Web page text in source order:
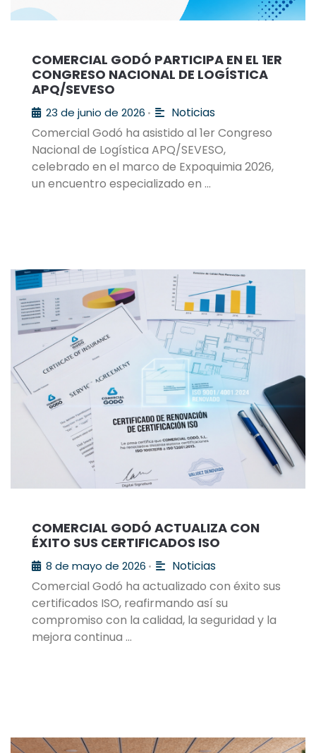
COMERCIAL GODÓ PARTICIPA EN EL 1ER
CONGRESO NACIONAL DE LOGÍSTICA
APQ/SEVESO
23 de junio de 2026 •
Noticias
Comercial Godó ha asistido al 1er Congreso
Nacional de Logística APQ/SEVESO,
celebrado en el marco de Expoquimia 2026,
un encuentro especializado en …
COMERCIAL GODÓ ACTUALIZA CON
ÉXITO SUS CERTIFICADOS ISO
8 de mayo de 2026 •
Noticias
Comercial Godó ha actualizado con éxito sus
certificados ISO, reafirmando así su
compromiso con la calidad, la seguridad y la
mejora continua …